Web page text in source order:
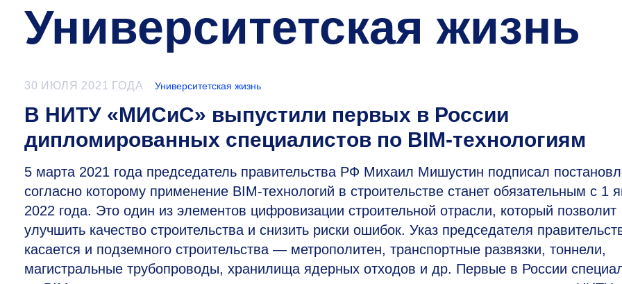
Университетская жизнь
30 ИЮЛЯ 2021 ГОДА Университетская жизнь
В НИТУ «МИСиС» выпустили первых в России
дипломированных специалистов по BIM-технологиям
5 марта 2021 года председатель правительства РФ Михаил Мишустин подписал
согласно которому применение BIM-технологий в строительстве станет обязательным с 1
2022 года. Это один из элементов цифровизации строительной отрасли, который позволит
улучшить качество строительства и снизить риски ошибок. Указ председателя
касается и подземного строительства — метрополитен, транспортные развязки, тоннели,
магистральные трубопроводы, хранилища ядерных отходов и др. Первые в России